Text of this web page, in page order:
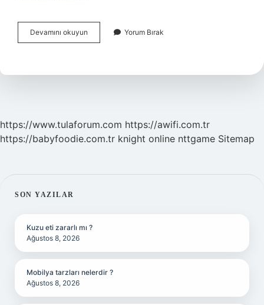
Devamını okuyun
Analizi
Yorum Bırak
https://www.tulaforum.com https://awifi.com.tr
https://babyfoodie.com.tr knight online nttgame Sitemap
SIDEBAR
SON YAZILAR
Kuzu eti zararlı mı ?
Ağustos 8, 2026
Mobilya tarzları nelerdir ?
Ağustos 8, 2026